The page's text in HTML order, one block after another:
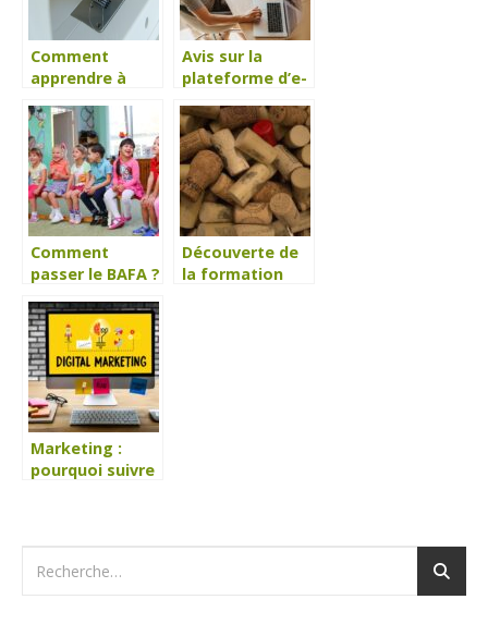
Comment
apprendre à
des cours de
couture en ligne
?
Avis sur la
plateforme d’e-
Comment
passer le BAFA ?
Découverte de
la formation
Marketing :
pourquoi suivre